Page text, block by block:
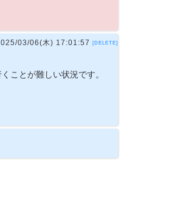
03/06(木) 17:01:57 [DELETE]
ことが難しい状況です。